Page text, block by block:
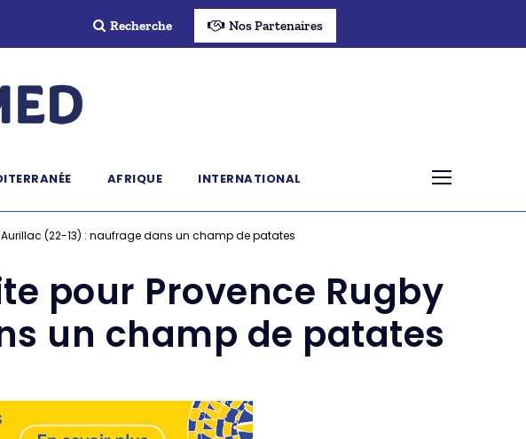
Recherche Nos Partenaires
AFRIQUE INTERNATIONAL
Aurillac (22-13) : naufrage dans un champ de patates
pour Provence Rugby
un champ de patates